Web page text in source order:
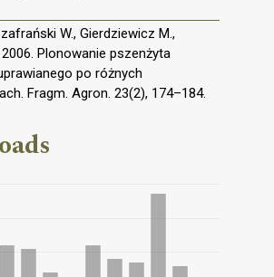
W., Gierdziewicz M.,
2006. Plonowanie pszenżyta
po różnych
Fragm. Agron. 23(2), 174–184.